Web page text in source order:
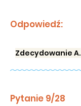
Odpowiedź:
Zdecydowanie A.
Pytanie 9/28